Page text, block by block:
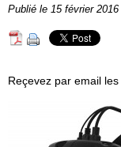
Publié le 15 février 2016
Reçevez par email